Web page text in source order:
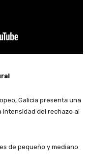
Galicia presenta una
del rechazo al
de pequeño y mediano